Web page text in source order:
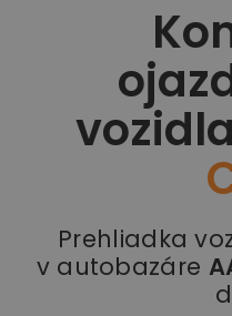
vozidla
Prehliadka
v autobazáre